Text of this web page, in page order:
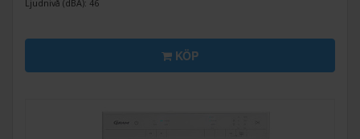
Ljudnivå (dBA): 46
KÖP